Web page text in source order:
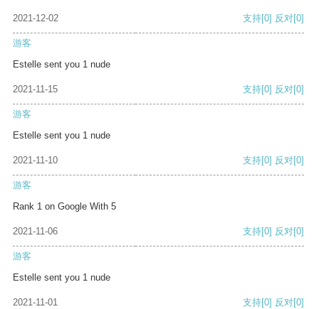
2021-12-02 支持[0] 反对[0]
游客
Estelle sent you 1 nude
2021-11-15 支持[0] 反对[0]
游客
Estelle sent you 1 nude
2021-11-10 支持[0] 反对[0]
游客
Rank 1 on Google With 5
2021-11-06 支持[0] 反对[0]
游客
Estelle sent you 1 nude
2021-11-01 支持[0] 反对[0]